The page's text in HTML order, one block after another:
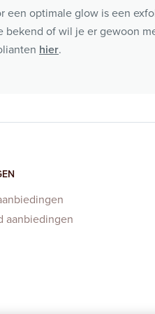
een optimale glow is een
bekend of wil je er gewoon
hier.
aanbiedingen